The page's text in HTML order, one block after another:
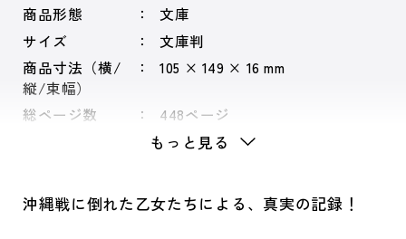
商品形態
文庫
サイズ
文庫判
商品寸法（横/
縦/束幅）
105 × 149 × 16 mm
総ページ数 448ページ
もっと見る
沖縄戦に倒れた乙女たちによる、真実の記録！